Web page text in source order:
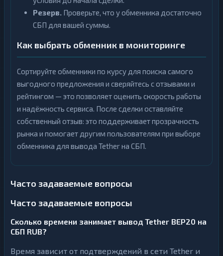
Резерв. Проверьте, что у обменника достаточно
СБП для вашей суммы.
Как выбрать обменник в мониторинге
Сортируйте обменники по курсу для поиска самого
выгодного предложения и сверяйтесь с отзывами и
рейтингом — это позволяет оценить скорость работы
и надёжность сервиса. После сделки оставляйте
собственный отзыв: это поддерживает прозрачность
рынка и помогает другим пользователям при выборе
обменника для вывода Tether на СБП.
Часто задаваемые вопросы
Часто задаваемые вопросы
Сколько времени занимает вывод Tether BEP20 на
СБП RUB?
Время зависит от подтверждений в сети Tether и